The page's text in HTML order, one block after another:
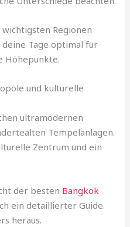
Regionen
deine Tage optimal für
Höhepunkte.
und kulturelle
ultramodernen
Tempelanlagen.
Zentrum und ein
der besten Bangkok
ein detaillierter Guide.
heraus.